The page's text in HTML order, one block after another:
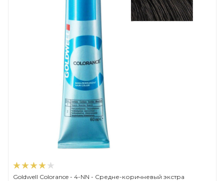
Goldwell Colorance - 4-NN - Средне-коричневый экстра